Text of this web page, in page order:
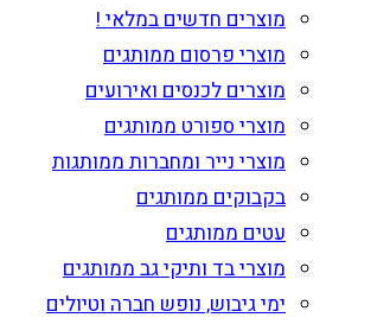
מוצרים חדשים במלאי !
מוצרי פרסום ממותגים
מוצרים לכנסים ואירועים
מוצרי ספורט ממותגים
מוצרי נייר ומחברות ממותגות
בקבוקים ממותגים
עטים ממותגים
מוצרי בד ותיקי גב ממותגים
ימי גיבוש, נופש חברה וטיולים